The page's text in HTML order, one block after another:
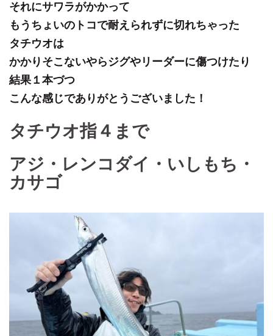
それにサワラがかかって
もうちょいのトコで耐えられずに切れちゃった
タチウオは
かかりそこないやらジグやリーダーに傷つけたり
結果１本づつ
こんな感じでありがとうございました！
タチウオ指４まで
アジ・レンコダイ・いしもち・
カサゴ